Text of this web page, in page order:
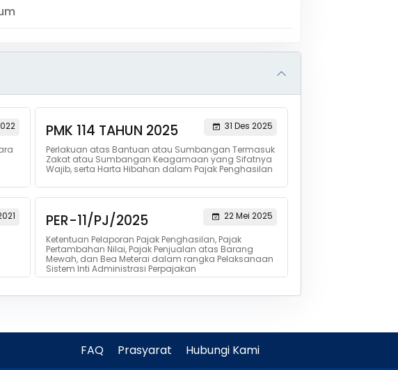
PMK 114 TAHUN 2025
31 Des 2025
Perlakuan atas Bantuan atau Sumbangan Termasuk
Zakat atau Sumbangan Keagamaan yang Sifatnya
Wajib, serta Harta Hibahan dalam Pajak Penghasilan
PER-11/PJ/2025
22 Mei 2025
Ketentuan Pelaporan Pajak Penghasilan, Pajak
Pertambahan Nilai, Pajak Penjualan atas Barang
Mewah, dan Bea Meterai dalam rangka Pelaksanaan
Sistem Inti Administrasi Perpajakan
FAQ Prasyarat Hubungi Kami